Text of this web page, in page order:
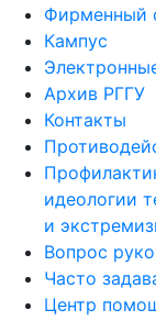
Фирменный
Кампус
Архив РГГУ
Контакты
идеологии
и
Вопрос
Часто
Центр